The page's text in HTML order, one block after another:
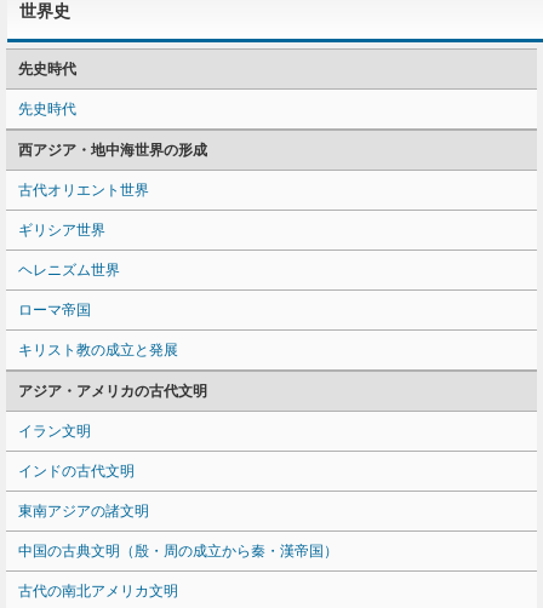
世界史
先史時代
先史時代
西アジア・地中海世界の形成
古代オリエント世界
ギリシア世界
ヘレニズム世界
ローマ帝国
キリスト教の成立と発展
アジア・アメリカの古代文明
イラン文明
インドの古代文明
東南アジアの諸文明
中国の古典文明（殷・周の成立から秦・漢帝国）
古代の南北アメリカ文明